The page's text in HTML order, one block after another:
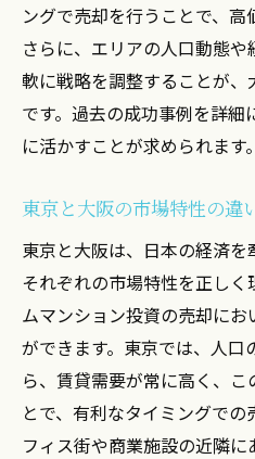
ングで売却を行うことで、高
さらに、エリアの人口動態
軟に戦略を調整することが
です。過去の成功事例を詳
に活かすことが求められます。
東京と大阪の市場特性の違
東京と大阪は、日本の経済を
それぞれの市場特性を正し
ムマンション投資の売却に
ができます。東京では、人
ら、賃貸需要が常に高く、
とで、有利なタイミングで
フィス街や商業施設の近隣